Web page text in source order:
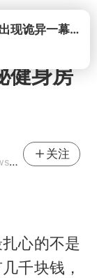
打开
健身房
号
关注
心的不是
千块钱，